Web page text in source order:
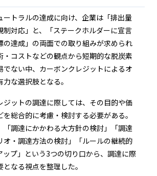
ートラルの達成に向け、企業は「排出量
制対応」と、「ステークホルダーに宣言
の達成」の両面での取り組みが求められ
・コストなどの観点から短期的な脱炭素
でない中、カーボンクレジットによるオ
な選択肢となる。
ジットの調達に際しては、その目的や価
総合的に考慮・検討する必要がある。
「調達にかかわる大方針の検討」「調達
オ・調達方法の検討」「ルールの継続的
ップ」という3つの切り口から、調達に際
となる視点を整理した。